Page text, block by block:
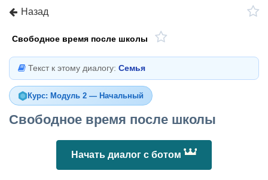
Назад
Свободное время после школы
Текст к этому диалогу: Семья
Курс: Модуль 2 — Начальный
Свободное время после школы
Начать диалог с ботом